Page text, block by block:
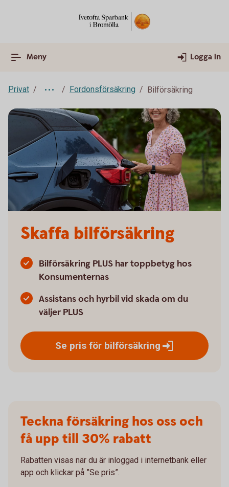
Meny Logga in
Privat Fordonsförsäkring Bilförsäkring
Skaffa bilförsäkring
Bilförsäkring PLUS har toppbetyg hos
Konsumenternas
Assistans och hyrbil vid skada om du
väljer PLUS
Se pris för bilförsäkring
Teckna försäkring hos oss och
få upp till 30% rabatt
Rabatten visas när du är inloggad i internetbank eller
app och klickar på ”Se pris”.